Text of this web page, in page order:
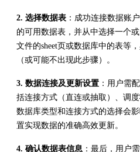
2. 选择数据表 ：成功连接数据账
的可用数据表，并从中选择一个
文件的sheet页或数据库中的表等
（或可能不出现此步骤）。
3. 数据连接及更新设置 ：用户需
括连接方式（直连或抽取）、调
数据库类型和连接方式的选择会
置实现数据的准确高效更新。
4. 确认数据表信息 ：最后，用户